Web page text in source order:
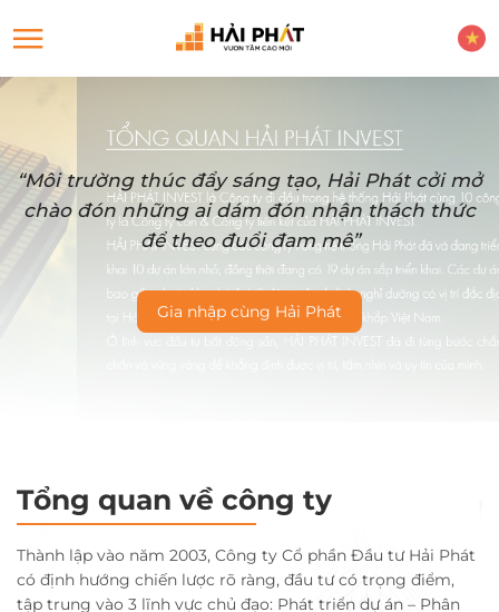
“Môi trường thúc đẩy sáng tạo, Hải Phát cởi mở
chào đón những ai dám đón nhận thách thức
để theo đuổi đam mê”
Gia nhập cùng Hải Phát
Tổng quan về công ty
Thành lập vào năm 2003, Công ty Cổ phần Đầu tư Hải Phát
có định hướng chiến lược rõ ràng, đầu tư có trọng điểm,
tập trung vào 3 lĩnh vực chủ đạo: Phát triển dự án – Phân